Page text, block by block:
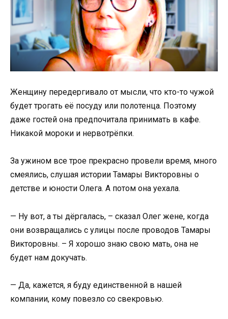
Женщину передергивало от мысли, что кто-то чужой
будет трогать её посуду или полотенца. Поэтому
даже гостей она предпочитала принимать в кафе.
Никакой мороки и нервотрёпки.
За ужином все трое прекрасно провели время, много
смеялись, слушая истории Тамары Викторовны о
детстве и юности Олега. А потом она уехала.
— Ну вот, а ты дёргалась, – сказал Олег жене, когда
они возвращались с улицы после проводов Тамары
Викторовны. – Я хорошо знаю свою мать, она не
будет нам докучать.
— Да, кажется, я буду единственной в нашей
компании, кому повезло со свекровью.